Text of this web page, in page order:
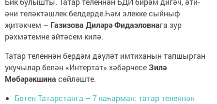
әни теләктәшлек белдерде.Һәм элекке сыйныф
җитәкчем – Газизова Диләрә Фидаэловнага зур
рәхмәтемне әйтәсем килә.
Татар теленнән бердәм дәүләт имтиханын тапшырган
укучылар белән «Интертат» хәбәрчесеЗилә
Мөбәрәкшина сөйләште.
Бөтен Татарстанга – 7 каһарман: татар теленнән